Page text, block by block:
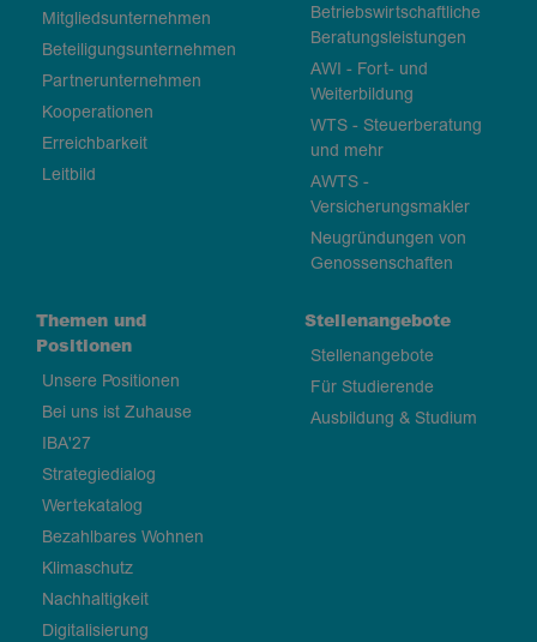
Mitgliedsunternehmen
Beteiligungsunternehmen
Partnerunternehmen
Kooperationen
Erreichbarkeit
Leitbild
Betriebswirtschaftliche
Beratungsleistungen
AWI - Fort- und
Weiterbildung
WTS - Steuerberatung
und mehr
AWTS -
Versicherungsmakler
Neugründungen von
Genossenschaften
Themen und
Positionen
Unsere Positionen
Bei uns ist Zuhause
IBA'27
Strategiedialog
Wertekatalog
Bezahlbares Wohnen
Klimaschutz
Nachhaltigkeit
Digitalisierung
Stellenangebote
Stellenangebote
Für Studierende
Ausbildung & Studium